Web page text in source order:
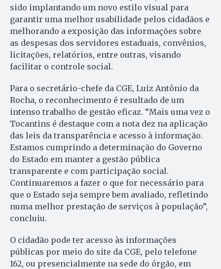
sido implantando um novo estilo visual para
garantir uma melhor usabilidade pelos cidadãos e
melhorando a exposição das informações sobre
as despesas dos servidores estaduais, convênios,
licitações, relatórios, entre outras, visando
facilitar o controle social.
Para o secretário-chefe da CGE, Luiz Antônio da
Rocha, o reconhecimento é resultado de um
intenso trabalho de gestão eficaz. “Mais uma vez o
Tocantins é destaque com a nota dez na aplicação
das leis da transparência e acesso à informação.
Estamos cumprindo a determinação do Governo
do Estado em manter a gestão pública
transparente e com participação social.
Continuaremos a fazer o que for necessário para
que o Estado seja sempre bem avaliado, refletindo
numa melhor prestação de serviços à população”,
concluiu.
O cidadão pode ter acesso às informações
públicas por meio do site da CGE, pelo telefone
162, ou presencialmente na sede do órgão, em